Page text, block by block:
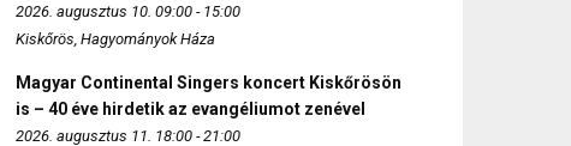
2026. augusztus 10. 09:00 - 15:00
Kiskőrös, Hagyományok Háza
Magyar Continental Singers koncert Kiskőrösön
is – 40 éve hirdetik az evangéliumot zenével
2026. augusztus 11. 18:00 - 21:00